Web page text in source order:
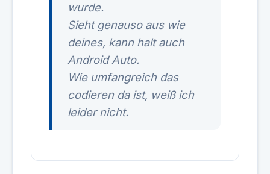
wurde.
Sieht genauso aus wie
deines, kann halt auch
Android Auto.
Wie umfangreich das
codieren da ist, weiß ich
leider nicht.